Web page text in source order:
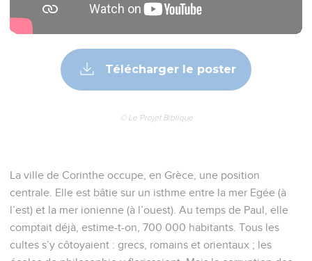
Télécharger le poster
© Le Projet Biblique
La ville de Corinthe occupe, en Grèce, une position
centrale. Elle est bâtie sur un isthme entre la mer Egée (à
l’est) et la mer ionienne (à l’ouest). Au temps de Paul, elle
comptait déjà, estime-t-on, 700 000 habitants. Tous les
cultes s’y côtoyaient : grecs, romains et orientaux ; les